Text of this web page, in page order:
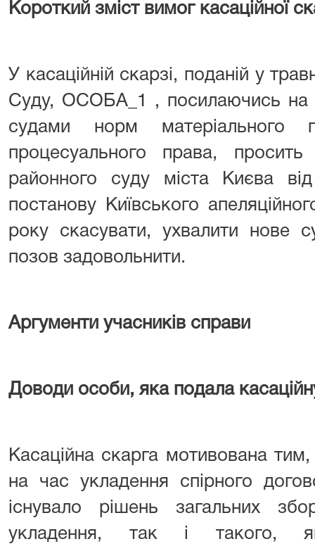
Короткий зміст вимог касаційної
У касаційній скарзі, поданій у
Суду, ОСОБА_1 , посилаючись на
судами норм матеріального
процесуального права,
районного суду міста Києва
постанову Київського
року скасувати, ухвалити нове
позов задовольнити.
Аргументи учасників справи
Доводи особи, яка подала
Касаційна скарга мотивована
на час укладення спірного
існувало рішень загальних
укладення, так і такого,